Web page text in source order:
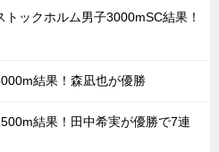
ックホルム男子3000mSC結果！
結果！森凪也が優勝
結果！田中希実が優勝で7連